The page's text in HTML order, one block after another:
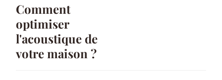
Comment
optimiser
l'acoustique de
votre maison ?